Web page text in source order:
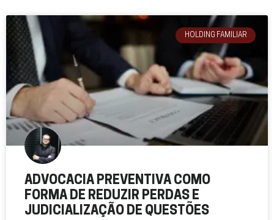
HOLDING FAMILIAR
ADVOCACIA PREVENTIVA COMO
FORMA DE REDUZIR PERDAS E
JUDICIALIZAÇÃO DE QUESTÕES